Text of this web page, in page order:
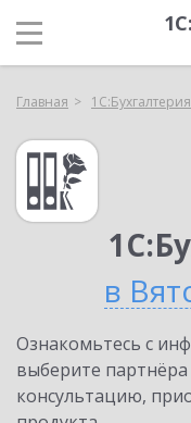
Главная
в
Ознакомьтесь с
выберите
консультацию,